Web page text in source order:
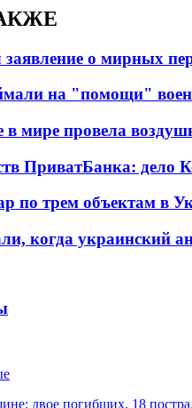
заявление о мирных
на "помощи"
в мире провела
ПриватБанка: дело
по трем объектам в
когда украинский